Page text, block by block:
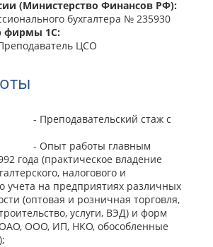
(Министерство Финансов РФ):
бухгалтера № 235930
фирмы 1С:
ЦСО
- Преподавательский стаж с
- Опыт работы главным
года (практическое владение
налогового и
учета на предприятиях различных
(оптовая и розничная торговля,
услуги, ВЭД) и форм
ООО, ИП, НКО, обособленные